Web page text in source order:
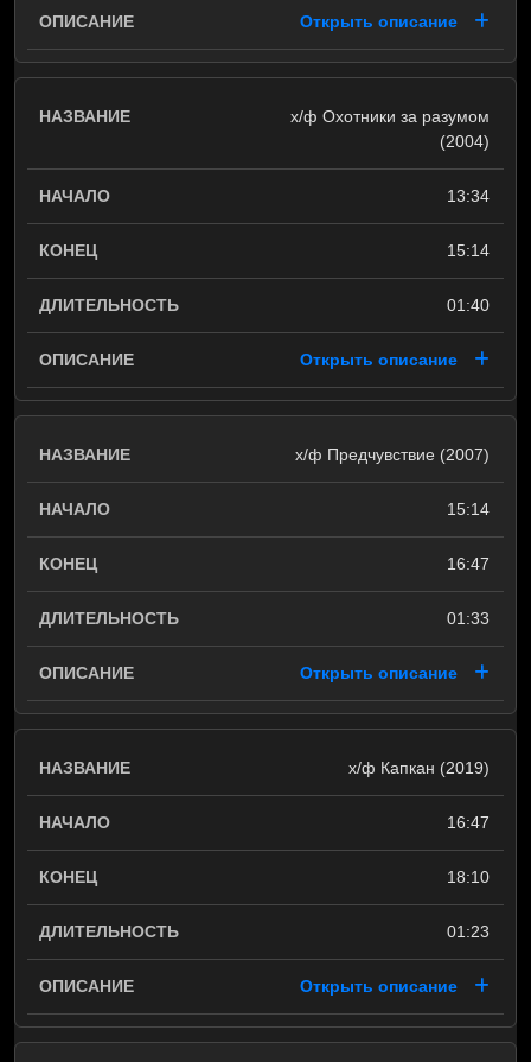
Открыть описание
х/ф Охотники за разумом
(2004)
13:34
15:14
01:40
Открыть описание
х/ф Предчувствие (2007)
15:14
16:47
01:33
Открыть описание
х/ф Капкан (2019)
16:47
18:10
01:23
Открыть описание